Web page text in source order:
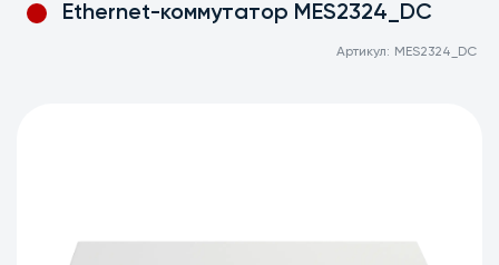
Ethernet-коммутатор MES2324_DC
Артикул: MES2324_DC